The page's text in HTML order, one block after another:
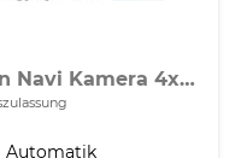
N Line 2WD BlackEdition Navi Kamera 4xSHZ Pano ACC
Automatik